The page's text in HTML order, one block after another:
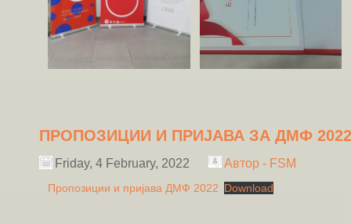
ПРОПОЗИЦИИ И ПРИЈАВА ЗА ДМФ 2022
Friday, 4 February, 2022 Автор - FSM
Пропозиции и пријава ДМФ 2022 Download